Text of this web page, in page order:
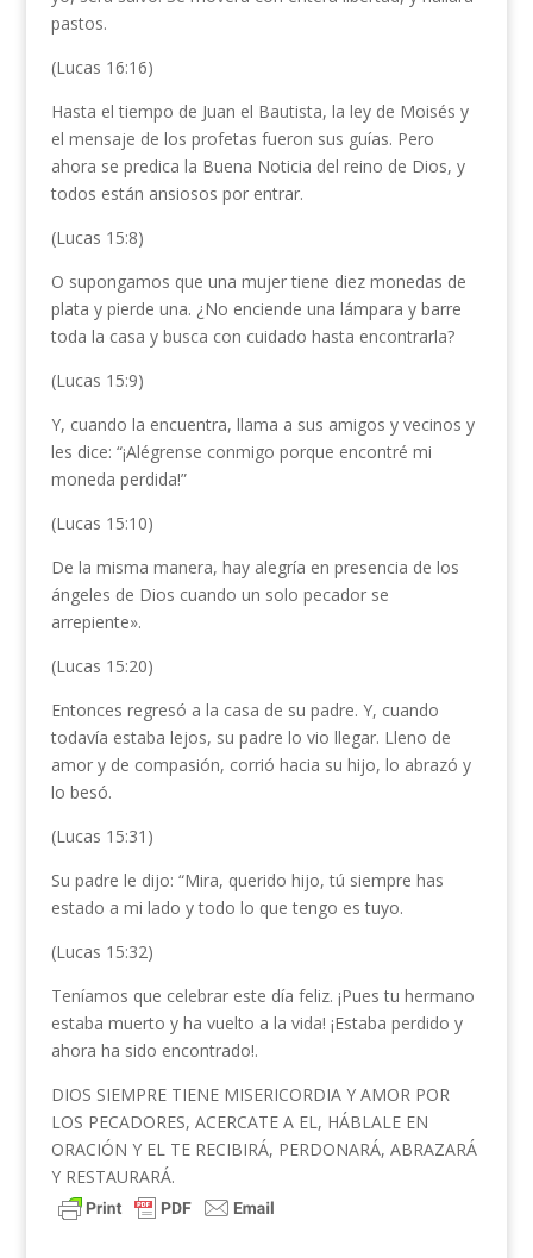
pastos.
(Lucas 16:16)
Hasta el tiempo de Juan el Bautista, la ley de Moisés y
el mensaje de los profetas fueron sus guías. Pero
ahora se predica la Buena Noticia del reino de Dios, y
todos están ansiosos por entrar.
(Lucas 15:8)
O supongamos que una mujer tiene diez monedas de
plata y pierde una. ¿No enciende una lámpara y barre
toda la casa y busca con cuidado hasta encontrarla?
(Lucas 15:9)
Y, cuando la encuentra, llama a sus amigos y vecinos y
les dice: “¡Alégrense conmigo porque encontré mi
moneda perdida!”
(Lucas 15:10)
De la misma manera, hay alegría en presencia de los
ángeles de Dios cuando un solo pecador se
arrepiente».
(Lucas 15:20)
Entonces regresó a la casa de su padre. Y, cuando
todavía estaba lejos, su padre lo vio llegar. Lleno de
amor y de compasión, corrió hacia su hijo, lo abrazó y
lo besó.
(Lucas 15:31)
Su padre le dijo: “Mira, querido hijo, tú siempre has
estado a mi lado y todo lo que tengo es tuyo.
(Lucas 15:32)
Teníamos que celebrar este día feliz. ¡Pues tu hermano
estaba muerto y ha vuelto a la vida! ¡Estaba perdido y
ahora ha sido encontrado!.
DIOS SIEMPRE TIENE MISERICORDIA Y AMOR POR
LOS PECADORES, ACERCATE A EL, HÁBLALE EN
ORACIÓN Y EL TE RECIBIRÁ, PERDONARÁ, ABRAZARÁ
Y RESTAURARÁ.